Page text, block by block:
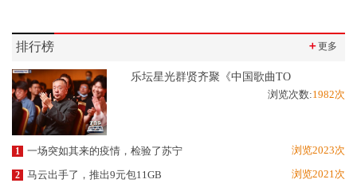
排行榜 ＋更多
乐坛星光群贤齐聚《中国歌曲TO
浏览次数:1982次
1 一场突如其来的疫情，检验了苏宁 浏览2023次
2 马云出手了，推出9元包11GB 浏览2021次